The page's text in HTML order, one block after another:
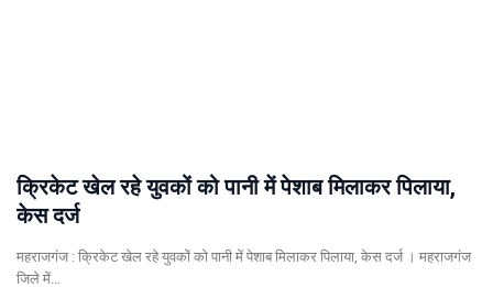
क्रिकेट खेल रहे युवकों को पानी में पेशाब मिलाकर पिलाया,
केस दर्ज
महराजगंज : क्रिकेट खेल रहे युवकों को पानी में पेशाब मिलाकर पिलाया, केस दर्ज । महराजगंज
जिले में…